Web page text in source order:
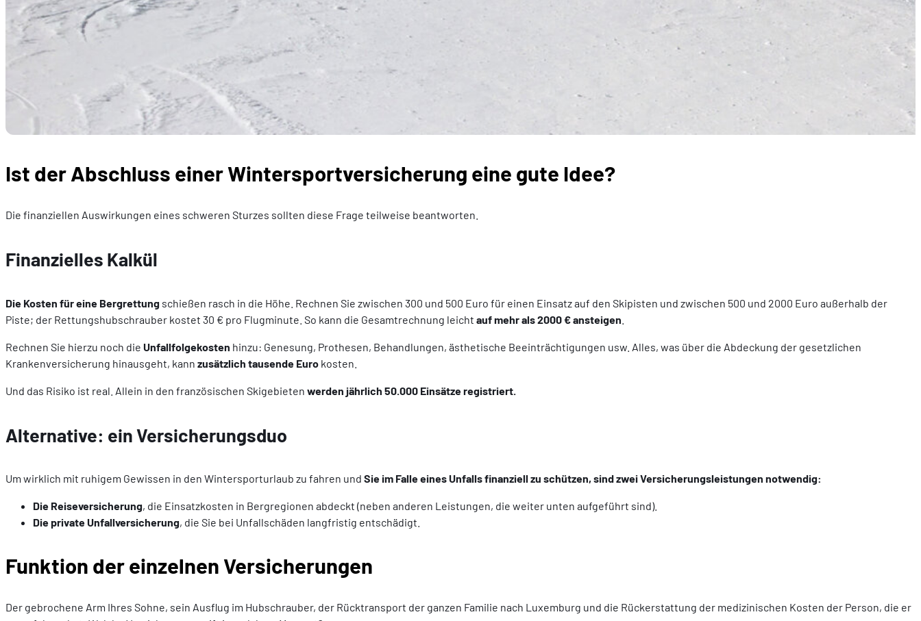
Ist der Abschluss einer Wintersportversicherung eine gute Idee?
Die finanziellen Auswirkungen eines schweren Sturzes sollten diese Frage teilweise beantworten.
Finanzielles Kalkül
Die Kosten für eine Bergrettung schießen rasch in die Höhe. Rechnen Sie zwischen 300 und 500 Euro für einen Einsatz auf den Skipisten und zwischen 500 und 2000 Euro außerhalb der
Piste; der Rettungshubschrauber kostet 30 € pro Flugminute. So kann die Gesamtrechnung leicht auf mehr als 2000 € ansteigen
Rechnen Sie hierzu noch die Unfallfolgekosten hinzu: Genesung, Prothesen, Behandlungen, ästhetische Beeinträchtigungen usw. Alles, was über die Abdeckung der gesetzlichen
Krankenversicherung hinausgeht, kann zusätzlich tausende Euro kosten.
Und das Risiko ist real. Allein in den französischen Skigebieten werden jährlich 50.000 Einsätze registriert.
Alternative: ein Versicherungsduo
Um wirklich mit ruhigem Gewissen in den Wintersporturlaub zu fahren und Sie im Falle eines Unfalls finanziell zu schützen, sind zwei Versicherungsleistungen notwendig:
Die Reiseversicherung, die Einsatzkosten in Bergregionen abdeckt (neben anderen Leistungen, die weiter unten aufgeführt sind).
Die private Unfallversicherung, die Sie bei Unfallschäden langfristig entschädigt.
Funktion der einzelnen Versicherungen
Der gebrochene Arm Ihres Sohne, sein Ausflug im Hubschrauber, der Rücktransport der ganzen Familie nach Luxemburg und die Rückerstattung der medizinischen Kosten der Person, die er